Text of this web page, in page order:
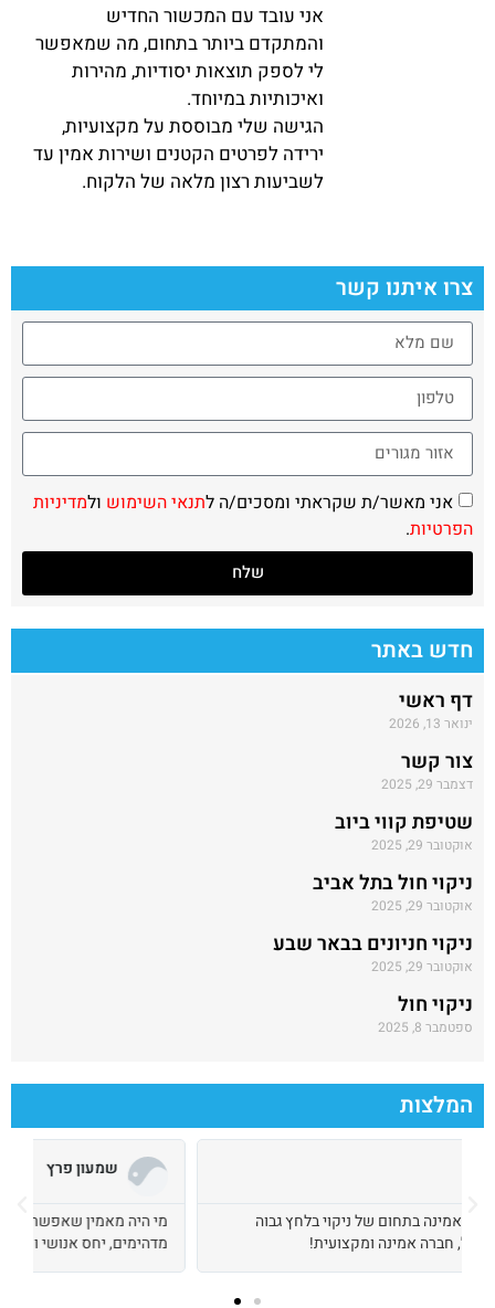
אני עובד עם המכשור החדיש
והמתקדם ביותר בתחום, מה שמאפשר
לי לספק תוצאות יסודיות, מהירות
ואיכותיות במיוחד.
הגישה שלי מבוססת על מקצועיות,
ירידה לפרטים הקטנים ושירות אמין עד
לשביעות רצון מלאה של הלקוח.
צרו איתנו קשר
אני מאשר/ת שקראתי ומסכים/ה לתנאי השימוש ולמדיניות
הפרטיות.
שלח
חדש באתר
דף ראשי
ינואר 13, 2026
צור קשר
דצמבר 29, 2025
שטיפת קווי ביוב
אוקטובר 29, 2025
ניקוי חול בתל אביב
אוקטובר 29, 2025
ניקוי חניונים בבאר שבע
אוקטובר 29, 2025
ניקוי חול
ספטמבר 8, 2025
המלצות
מי היה מאמין שאפשר למצוא מישהו אמין בתחום הזה!? פשוט
מדהימים, יחס אנושי ועבודה מקצועית מאוד